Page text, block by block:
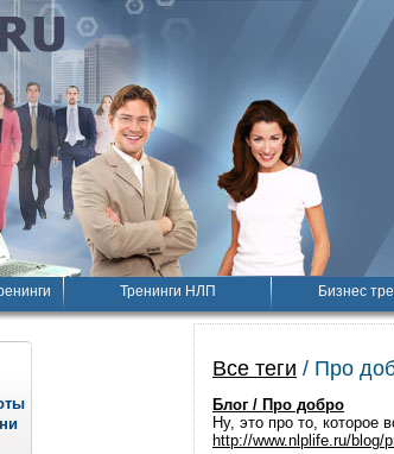
Тренинги НЛП Бизнес
Все теги / Про
Блог / Про добро
Ну, это про то, которое
http://www.nlplife.ru/blog/